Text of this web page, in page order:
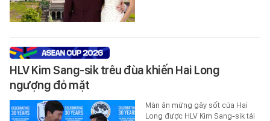
HLV Kim Sang-sik trêu đùa khiến Hai Long
ngượng đỏ mặt
Màn ăn mừng gây sốt của Hai
Long được HLV Kim Sang-sik tái